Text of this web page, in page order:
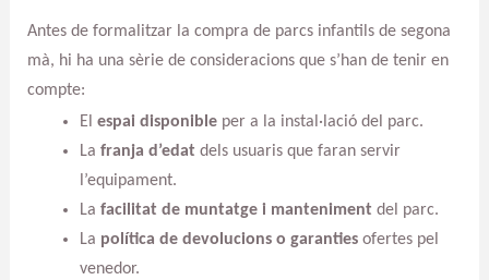
Antes de formalitzar la compra de parcs infantils de segona
mà, hi ha una sèrie de consideracions que s’han de tenir en
compte:
El espai disponibleper a la instal·lació del parc.
La franja d’edat dels usuaris que faran servir
l’equipament.
La facilitat de muntatge i manteniment del parc.
La política de devolucions o garantiesofertes pel
venedor.